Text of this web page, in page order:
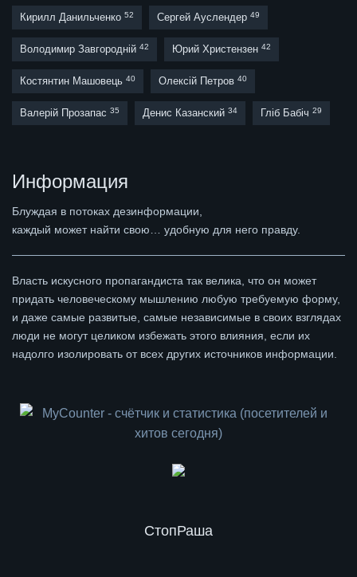
Кирилл Данильченко 52 Сергей Ауслендер 49
Володимир Завгородній 42 Юрий Христензен 42
Костянтин Машовець 40 Олексій Петров 40
Валерій Прозапас 35 Денис Казанский 34 Гліб Бабіч 29
Информация
Блуждая в потоках дезинформации,
каждый может найти свою… удобную для него правду.
Власть искусного пропагандиста так велика, что он может
придать человеческому мышлению любую требуемую форму,
и даже самые развитые, самые независимые в своих взглядах
люди не могут целиком избежать этого влияния, если их
надолго изолировать от всех других источников информации.
СтопРаша